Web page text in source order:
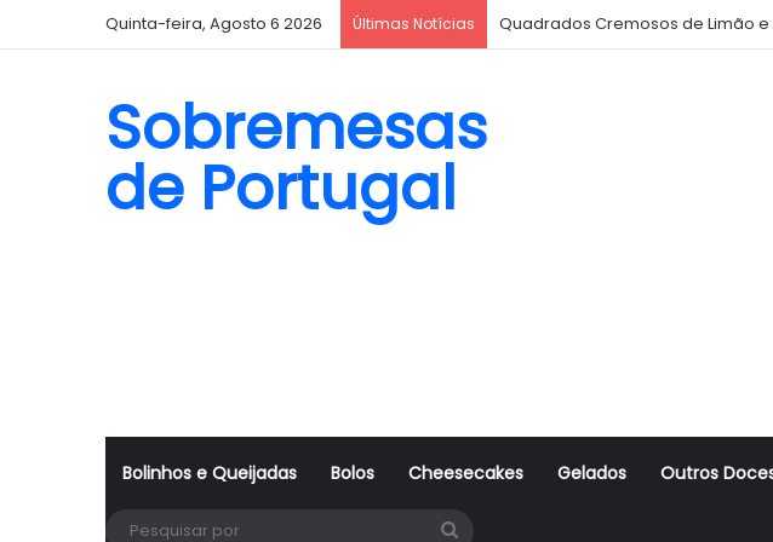
Quinta-feira, Agosto 6 2026 Últimas Notícias Quadrados Cremosos de Limão
Sobremesas
de Portugal
Bolinhos e Queijadas Bolos Cheesecakes Gelados Outros